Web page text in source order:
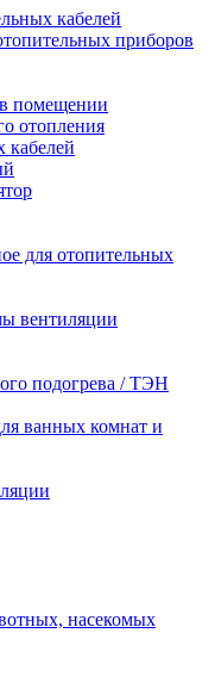
кабелей
приборов
помещении
отопления
кабелей
для отопительных
вентиляции
подогрева / ТЭН
ванных комнат и
насекомых